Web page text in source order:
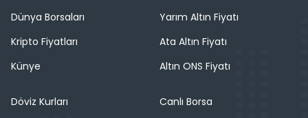
Dünya Borsaları
Kripto Fiyatları
Künye
Yarım Altın Fiyatı
Ata Altın Fiyatı
Altın ONS Fiyatı
Döviz Kurları
Canlı Borsa